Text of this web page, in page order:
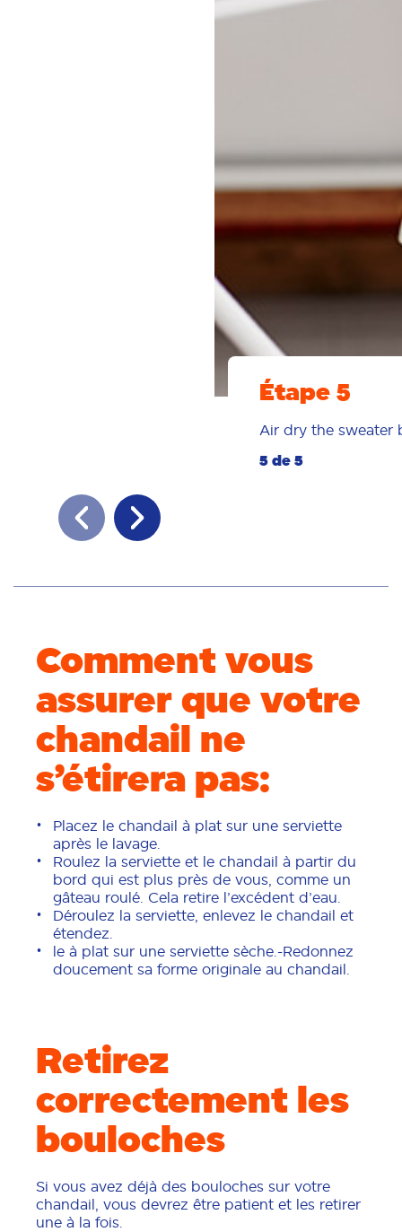
Étape 5
Air dry the sweater
5 de 5
Comment vous
assurer que votre
chandail ne
s’étirera pas:
Placez le chandail à plat sur une serviette
après le lavage.
Roulez la serviette et le chandail à partir du
bord qui est plus près de vous, comme un
gâteau roulé. Cela retire l’excédent d’eau.
Déroulez la serviette, enlevez le chandail et
étendez.
le à plat sur une serviette sèche.-Redonnez
doucement sa forme originale au chandail.
Retirez
correctement les
bouloches
Si vous avez déjà des bouloches sur votre
chandail, vous devrez être patient et les retirer
une à la fois.